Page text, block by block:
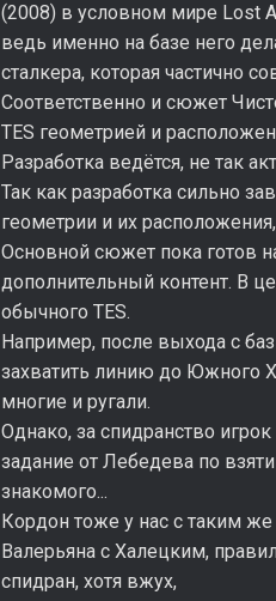
(2008) в условном мире Lost
ведь именно на базе него
сталкера, которая частично
Соответственно и сюжет
TES геометрией и
Разработка ведётся, не так
Так как разработка сильно
геометрии и их
Основной сюжет пока готов
дополнительный контент. В
обычного TES.
Например, после выхода с
захватить линию до Южного
многие и ругали.
Однако, за спидранство
задание от Лебедева по
знакомого...
Кордон тоже у нас с таким
Валерьяна с Халецким,
спидран, хотя вжух,